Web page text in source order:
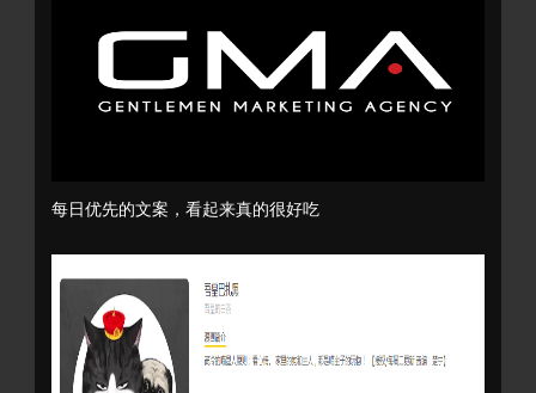
每日优先的文案，看起来真的很好吃